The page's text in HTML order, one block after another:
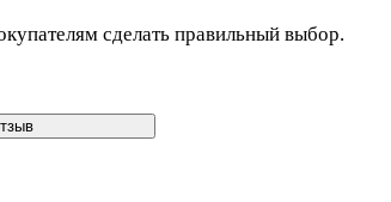
сделать правильный выбор.